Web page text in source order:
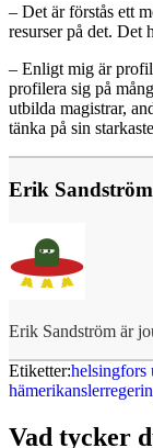
– Det är förstås ett
resurser på det. Det
– Enligt mig är
profilera sig på
utbilda magistrar,
tänka på sin
Erik Sandström
Erik Sandström är
Etiketter:helsingfors
hämerikansler
Vad tycker